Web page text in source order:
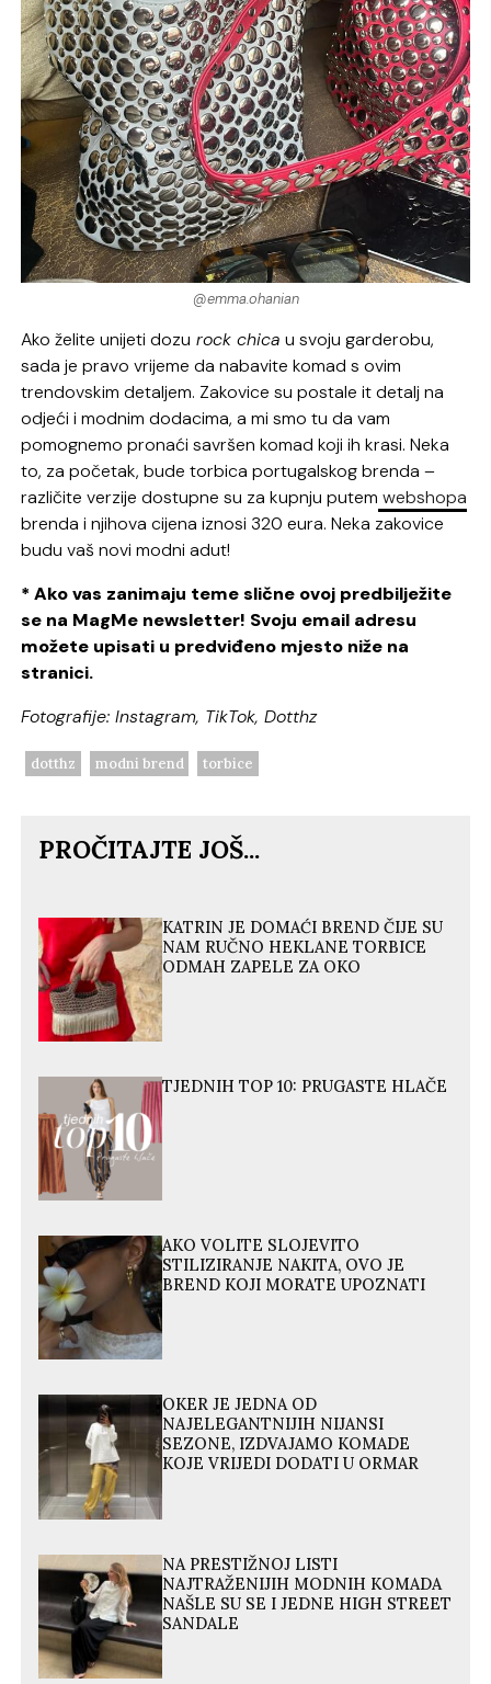
@emma.ohanian
Ako želite unijeti dozu rock chica u svoju garderobu,
sada je pravo vrijeme da nabavite komad s ovim
trendovskim detaljem. Zakovice su postale it detalj na
odjeći i modnim dodacima, a mi smo tu da vam
pomognemo pronaći savršen komad koji ih krasi. Neka
to, za početak, bude torbica portugalskog brenda –
različite verzije dostupne su za kupnju putem webshopa
brenda i njihova cijena iznosi 320 eura. Neka zakovice
budu vaš novi modni adut!
* Ako vas zanimaju teme slične ovoj predbilježite
se na MagMe newsletter! Svoju email adresu
možete upisati u predviđeno mjesto niže na
stranici.
Fotografije: Instagram, TikTok, Dotthz
dotthz modni brend torbice
PROČITAJTE JOŠ...
KATRIN JE DOMAĆI BREND ČIJE SU
NAM RUČNO HEKLANE TORBICE
ODMAH ZAPELE ZA OKO
TJEDNIH TOP 10: PRUGASTE HLAČE
AKO VOLITE SLOJEVITO
STILIZIRANJE NAKITA, OVO JE
BREND KOJI MORATE UPOZNATI
OKER JE JEDNA OD
NAJELEGANTNIJIH NIJANSI
SEZONE, IZDVAJAMO KOMADE
KOJE VRIJEDI DODATI U ORMAR
NA PRESTIŽNOJ LISTI
NAJTRAŽENIJIH MODNIH KOMADA
NAŠLE SU SE I JEDNE HIGH STREET
SANDALE